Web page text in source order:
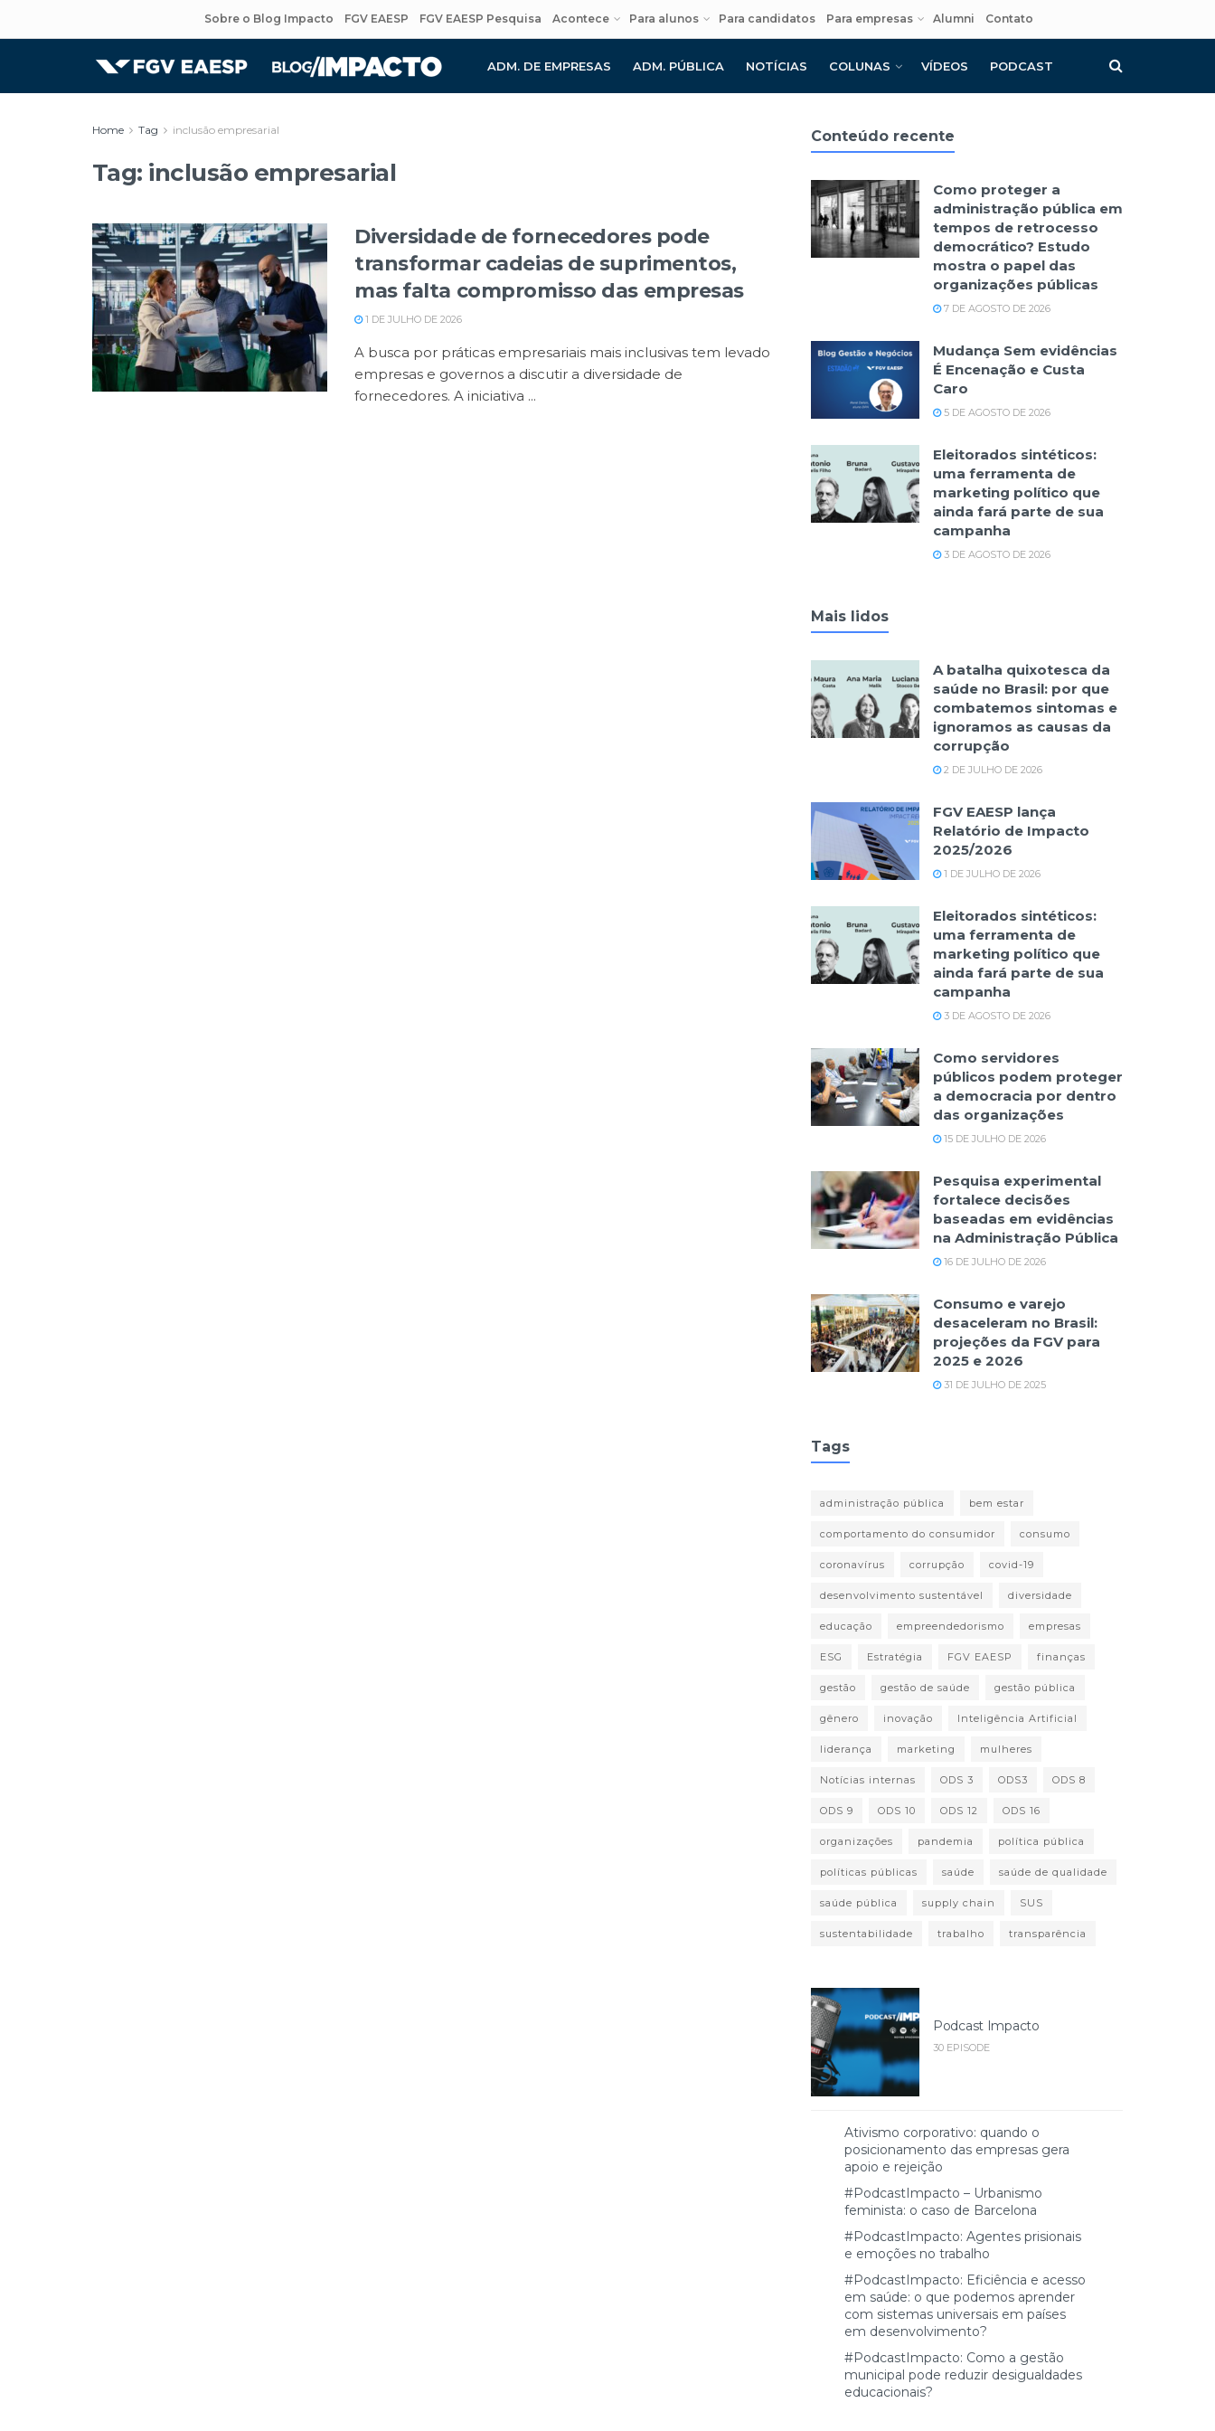
Sobre o Blog Impacto FGV EAESP FGV EAESP Pesquisa Acontece Para alunos Para candidatos Para empresas Alumni Contato
ADM. DE EMPRESAS ADM. PÚBLICA NOTÍCIAS COLUNAS VÍDEOS PODCAST
Home Tag inclusão empresarial
Tag: inclusão empresarial
Diversidade de fornecedores pode
transformar cadeias de suprimentos,
mas falta compromisso das empresas
1 DE JULHO DE 2026
A busca por práticas empresariais mais inclusivas tem levado
empresas e governos a discutir a diversidade de
fornecedores. A iniciativa ...
Conteúdo recente
Como proteger a
administração pública em
tempos de retrocesso
democrático? Estudo
mostra o papel das
organizações públicas
7 DE AGOSTO DE 2026
Mudança Sem evidências
É Encenação e Custa
Caro
5 DE AGOSTO DE 2026
Eleitorados sintéticos:
uma ferramenta de
marketing político que
ainda fará parte de sua
campanha
3 DE AGOSTO DE 2026
Mais lidos
A batalha quixotesca da
saúde no Brasil: por que
combatemos sintomas e
ignoramos as causas da
corrupção
2 DE JULHO DE 2026
FGV EAESP lança
Relatório de Impacto
2025/2026
1 DE JULHO DE 2026
Eleitorados sintéticos:
uma ferramenta de
marketing político que
ainda fará parte de sua
campanha
3 DE AGOSTO DE 2026
Como servidores
públicos podem proteger
a democracia por dentro
das organizações
15 DE JULHO DE 2026
Pesquisa experimental
fortalece decisões
baseadas em evidências
na Administração Pública
16 DE JULHO DE 2026
Consumo e varejo
desaceleram no Brasil:
projeções da FGV para
2025 e 2026
31 DE JULHO DE 2025
Tags
administração pública bem estar
comportamento do consumidor consumo
coronavírus corrupção covid-19
desenvolvimento sustentável diversidade
educação empreendedorismo empresas
ESG Estratégia FGV EAESP finanças
gestão gestão de saúde gestão pública
gênero inovação Inteligência Artificial
liderança marketing mulheres
Notícias internas ODS 3 ODS3 ODS 8
ODS 9 ODS 10 ODS 12 ODS 16
organizações pandemia política pública
políticas públicas saúde saúde de qualidade
saúde pública supply chain SUS
sustentabilidade trabalho transparência
Podcast Impacto
30 EPISODE
Ativismo corporativo: quando o
posicionamento das empresas gera
apoio e rejeição
#PodcastImpacto – Urbanismo
feminista: o caso de Barcelona
#PodcastImpacto: Agentes prisionais
e emoções no trabalho
#PodcastImpacto: Eficiência e acesso
em saúde: o que podemos aprender
com sistemas universais em países
em desenvolvimento?
#PodcastImpacto: Como a gestão
municipal pode reduzir desigualdades
educacionais?